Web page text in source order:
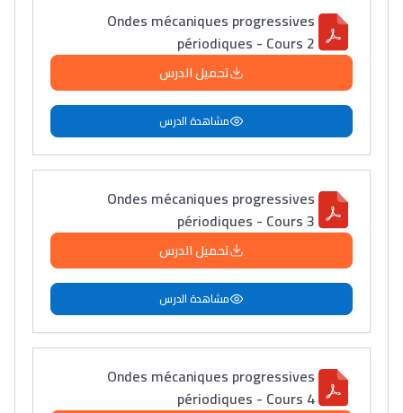
Ondes mécaniques progressives
périodiques - Cours 2
تحميل الدرس
مشاهدة الدرس
Ondes mécaniques progressives
périodiques - Cours 3
تحميل الدرس
مشاهدة الدرس
Ondes mécaniques progressives
périodiques - Cours 4